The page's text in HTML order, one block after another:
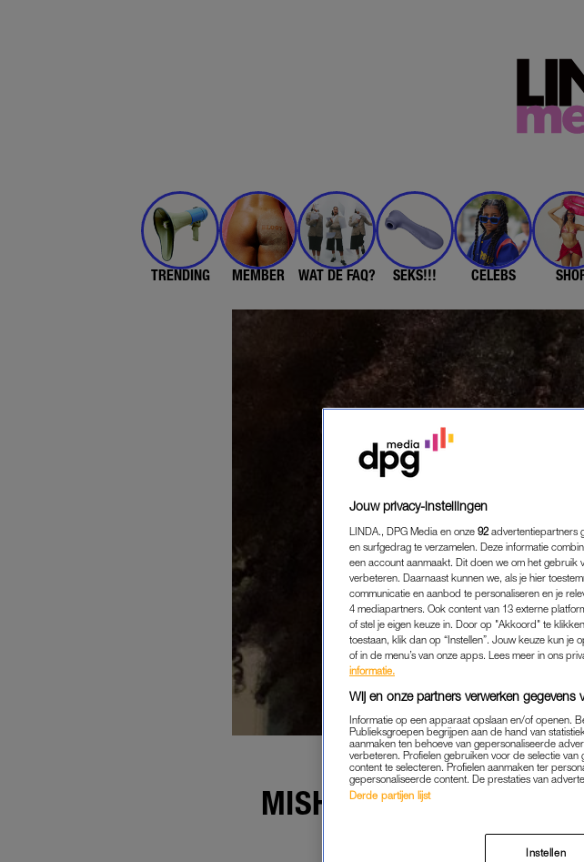
TRENDING MEMBER WAT DE FAQ? SEKS!!! CELEBS
MISHA: 'GEEN SEKS
MIJN
REAL
15-04-2022
Jouw privacy-instellingen
LINDA., DPG Media en onze 92 advertentiepartners
en surfgedrag te verzamelen. Deze informatie
een account aanmaakt. Dit doen we om het gebruik
verbeteren. Daarnaast kunnen we, als je hier
communicatie en aanbod te personaliseren en je
4 mediapartners. Ook content van 13 externe
of stel je eigen keuze in. Door op "Akkoord" te
toestaan, klik dan op “Instellen”. Jouw keuze kun je
of in de menu’s van onze apps. Lees meer in ons
informatie.
Wij en onze partners verwerken gegevens
Informatie op een apparaat opslaan en/of openen.
Publieksgroepen begrijpen aan de hand van
aanmaken ten behoeve van gepersonaliseerde
verbeteren. Profielen gebruiken voor de selectie
content te selecteren. Profielen aanmaken ter
gepersonaliseerde content. De prestaties van
Derde partijen lijst
Instellen